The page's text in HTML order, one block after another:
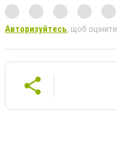
Авторизуйтесь, щоб оцінити